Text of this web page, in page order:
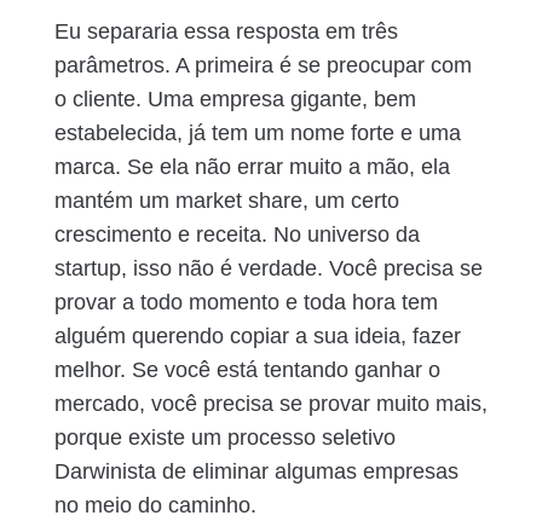
Eu separaria essa resposta em três
parâmetros. A primeira é se preocupar com
o cliente. Uma empresa gigante, bem
estabelecida, já tem um nome forte e uma
marca. Se ela não errar muito a mão, ela
mantém um market share, um certo
crescimento e receita. No universo da
startup, isso não é verdade. Você precisa se
provar a todo momento e toda hora tem
alguém querendo copiar a sua ideia, fazer
melhor. Se você está tentando ganhar o
mercado, você precisa se provar muito mais,
porque existe um processo seletivo
Darwinista de eliminar algumas empresas
no meio do caminho.